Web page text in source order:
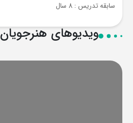
سابقه تدریس : 8 سال
ویدیوهای هنرجویان